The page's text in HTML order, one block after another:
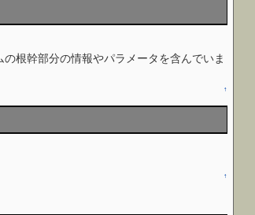
根幹部分の情報やパラメータを含んでいま
↑
↑